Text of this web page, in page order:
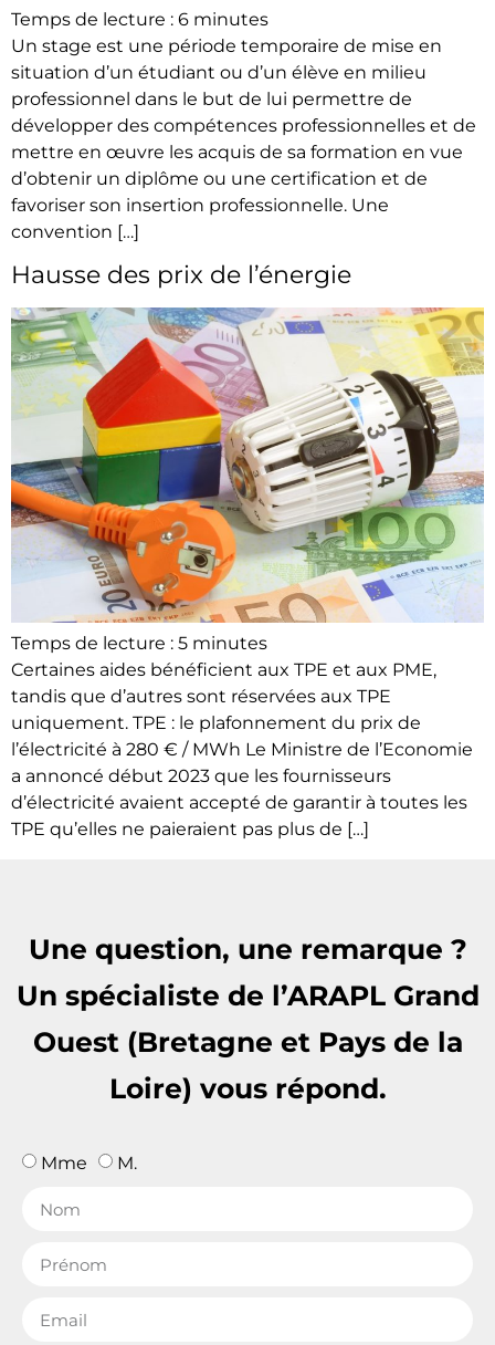
Temps de lecture : 6 minutes
Un stage est une période temporaire de mise en
situation d’un étudiant ou d’un élève en milieu
professionnel dans le but de lui permettre de
développer des compétences professionnelles et de
mettre en œuvre les acquis de sa formation en vue
d’obtenir un diplôme ou une certification et de
favoriser son insertion professionnelle. Une
convention […]
Hausse des prix de l’énergie
Temps de lecture : 5 minutes
Certaines aides bénéficient aux TPE et aux PME,
tandis que d’autres sont réservées aux TPE
uniquement. TPE : le plafonnement du prix de
l’électricité à 280 € / MWh Le Ministre de l’Economie
a annoncé début 2023 que les fournisseurs
d’électricité avaient accepté de garantir à toutes les
TPE qu’elles ne paieraient pas plus de […]
Une question, une remarque ?
Un spécialiste de l’ARAPL Grand
Ouest (Bretagne et Pays de la
Loire) vous répond.
Mme M.